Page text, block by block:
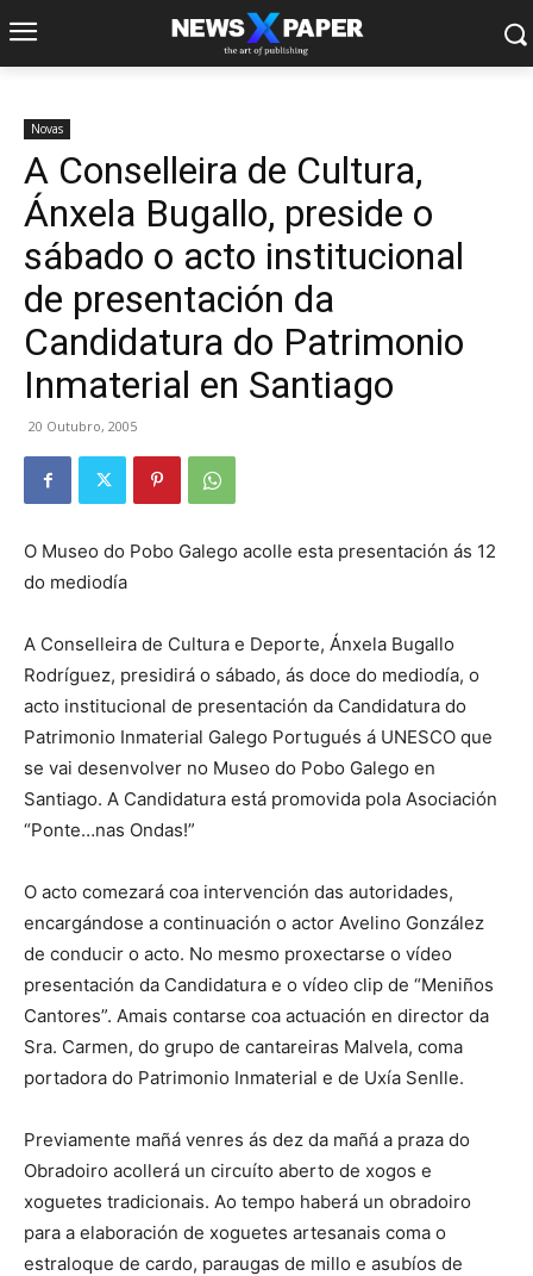
Novas
A Conselleira de Cultura,
Ánxela Bugallo, preside o
sábado o acto institucional
de presentación da
Candidatura do Patrimonio
Inmaterial en Santiago
20 Outubro, 2005
O Museo do Pobo Galego acolle esta presentación ás 12
do mediodía
A Conselleira de Cultura e Deporte, Ánxela Bugallo
Rodríguez, presidirá o sábado, ás doce do mediodía, o
acto institucional de presentación da Candidatura do
Patrimonio Inmaterial Galego Portugués á UNESCO que
se vai desenvolver no Museo do Pobo Galego en
Santiago. A Candidatura está promovida pola Asociación
“Ponte…nas Ondas!”
O acto comezará coa intervención das autoridades,
encargándose a continuación o actor Avelino González
de conducir o acto. No mesmo proxectarse o vídeo
presentación da Candidatura e o vídeo clip de “Meniños
Cantores”. Amais contarse coa actuación en director da
Sra. Carmen, do grupo de cantareiras Malvela, coma
portadora do Patrimonio Inmaterial e de Uxía Senlle.
Previamente mañá venres ás dez da mañá a praza do
Obradoiro acollerá un circuíto aberto de xogos e
xoguetes tradicionais. Ao tempo haberá un obradoiro
para a elaboración de xoguetes artesanais coma o
estraloque de cardo, paraugas de millo e asubíos de